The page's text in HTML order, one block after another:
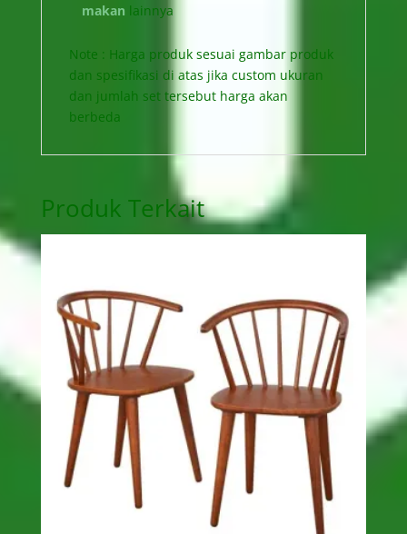
makan lainnya
Note : Harga produk sesuai gambar produk
dan spesifikasi di atas jika custom ukuran
dan jumlah set tersebut harga akan
berbeda
Produk Terkait